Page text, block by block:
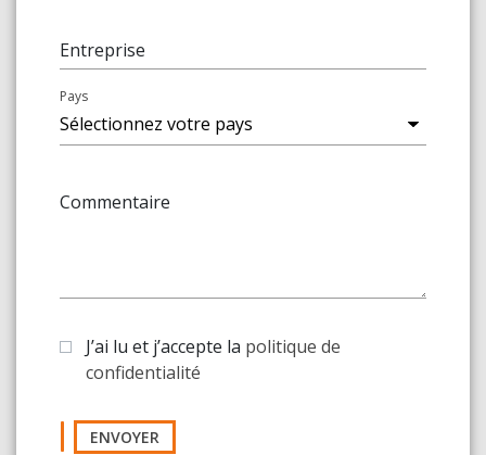
Entreprise
Pays
Commentaire
J’ai lu et j’accepte la politique de
confidentialité
ENVOYER